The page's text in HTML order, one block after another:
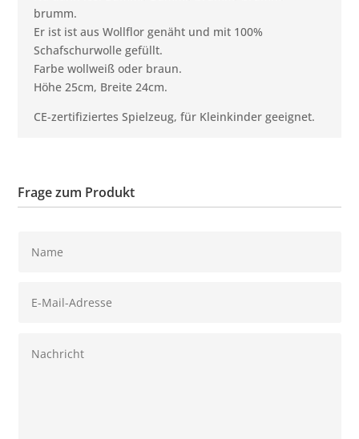
brumm.
Er ist ist aus Wollflor genäht und mit 100%
Schafschurwolle gefüllt.
Farbe wollweiß oder braun.
Höhe 25cm, Breite 24cm.
CE-zertifiziertes Spielzeug, für Kleinkinder geeignet.
Frage zum Produkt